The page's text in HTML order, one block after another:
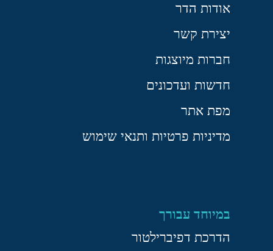
אודות הדר
יצירת קשר
חברות מיוצגות
חדשות ועדכונים
מפת אתר
מדיניות פרטיות ותנאי שימוש
במיוחד עבורך
הדרכת דפיברילטור